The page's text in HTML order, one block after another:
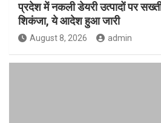
प्रदेश में नकली डेयरी उत्पादों पर
शिकंजा, ये आदेश हुआ जारी
August 8, 2026 admin